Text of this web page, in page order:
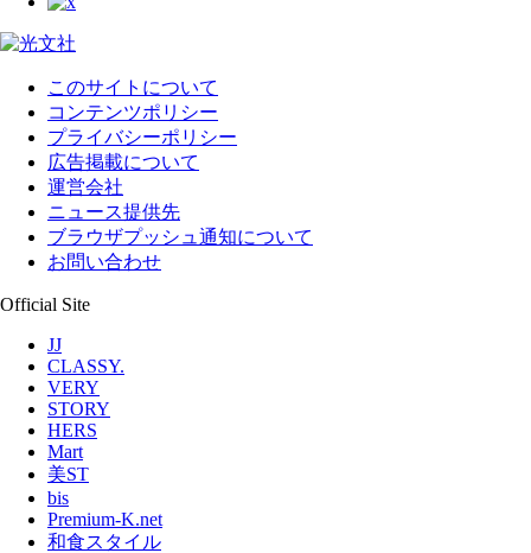
このサイトについて
コンテンツポリシー
プライバシーポリシー
広告掲載について
運営会社
ニュース提供先
ブラウザプッシュ通知について
お問い合わせ
Official Site
JJ
CLASSY.
VERY
STORY
HERS
Mart
美ST
bis
Premium-K.net
和食スタイル